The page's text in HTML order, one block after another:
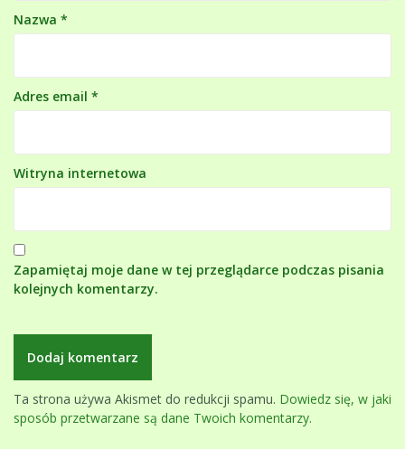
Nazwa *
Adres email *
Witryna internetowa
Zapamiętaj moje dane w tej przeglądarce podczas pisania
kolejnych komentarzy.
Ta strona używa Akismet do redukcji spamu. Dowiedz się, w jaki
sposób przetwarzane są dane Twoich komentarzy.